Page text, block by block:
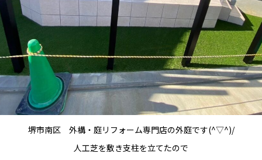
堺市南区 外構・庭リフォーム専門店の外庭です(^▽^)/
人工芝を敷き支柱を立てたので